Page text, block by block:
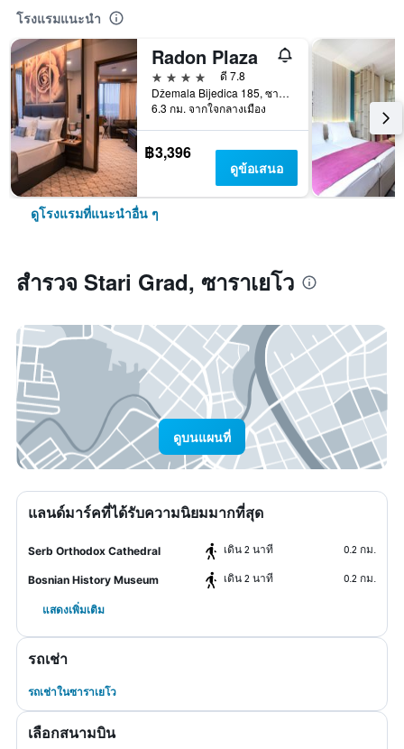
โรงแรมแนะนำ
Radon Plaza
4 ดาว
ดี 7.8
Džemala Bijedica 185, ซาราเยโว, บอสเนียและเฮอร์เซโกวีนา
6.3 กม. จากใจกลางเมือง
฿3,396
ดูข้อเสนอ
ดูโรงแรมที่แนะนำอื่น ๆ
สำรวจ Stari Grad, ซาราเยโว
ดูบนแผนที่
แลนด์มาร์คที่ได้รับความนิยมมากที่สุด
Serb Orthodox Cathedral เดิน 2 นาที 0.2 กม.
Bosnian History Museum เดิน 2 นาที 0.2 กม.
แสดงเพิ่มเติม
รถเช่า
รถเช่าในซาราเยโว
เลือกสนามบิน